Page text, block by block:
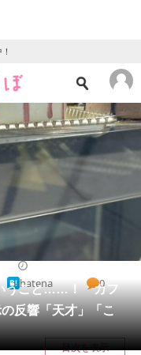
児
いうこと……！ カフ
反響「天才」「こ
hatena 0
目次を表示